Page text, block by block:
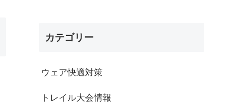
カテゴリー
ウェア快適対策
トレイル大会情報